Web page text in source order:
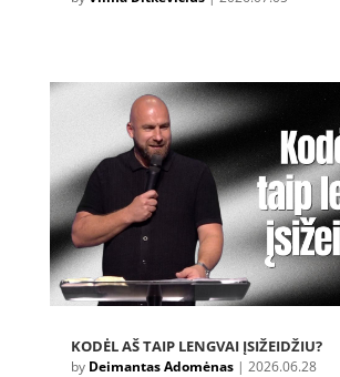
KODĖL AŠ TAIP LENGVAI ĮSIŽEIDŽIU?
by Deimantas Adomėnas| 2026.06.28